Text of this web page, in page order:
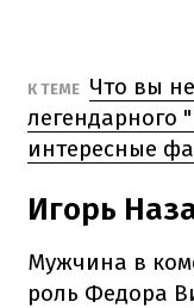
К ТЕМЕ Что вы
легендарного
интересные
Игорь
Мужчина в
роль Федора